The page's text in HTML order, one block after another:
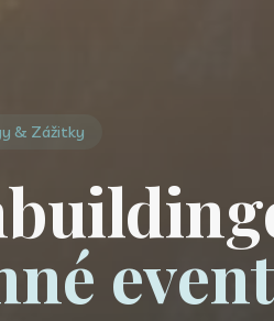
& Zážitky